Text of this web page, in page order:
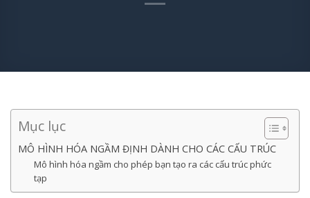
Mục lục
MÔ HÌNH HÓA NGẦM ĐỊNH DÀNH CHO CÁC CẤU TRÚC
Mô hình hóa ngầm cho phép bạn tạo ra các cấu trúc phức
tạp